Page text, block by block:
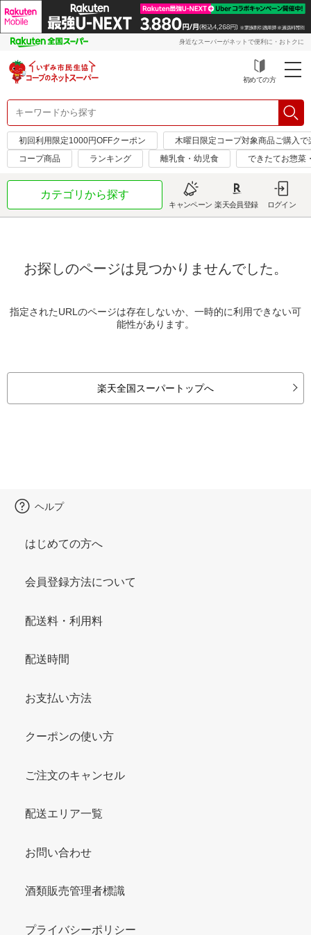
身近なスーパーがネットで便利に・おトクに
初めての方
初回利用限定1000円OFFクーポン
木曜日限定コープ対象商品ご購入
コープ商品
ランキング 離乳食・幼児食 できたてお惣菜
カテゴリから探す
キャンペーン 楽天会員登録 ログイン
お探しのページは見つかりませんでした。
指定されたURLのページは存在しないか、一時的に利用できない可
能性があります。
楽天全国スーパートップへ
ヘルプ
はじめての方へ
会員登録方法について
配送料・利用料
配送時間
お支払い方法
クーポンの使い方
ご注文のキャンセル
配送エリア一覧
お問い合わせ
酒類販売管理者標識
プライバシーポリシー